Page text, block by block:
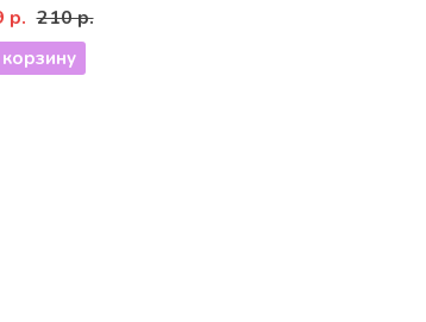
р. 210 р.